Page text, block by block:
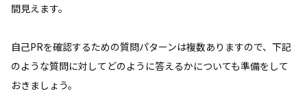
間見えます。
自己PRを確認するための質問パターンは複数ありますので、下記
のような質問に対してどのように答えるかについても準備をして
おきましょう。